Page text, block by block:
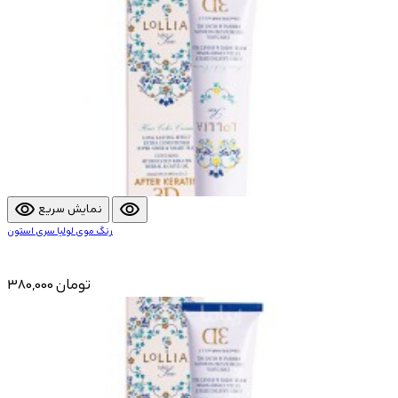
visibility نمایش سریع visibility
رنگ موی لولیا سری استون
380,000 تومان